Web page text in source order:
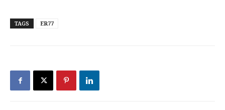
TAGS ER77